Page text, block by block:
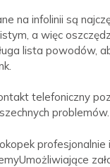
na infolinii są
a więc
lista powodów,
telefoniczny
problemów.
profesjonalnie